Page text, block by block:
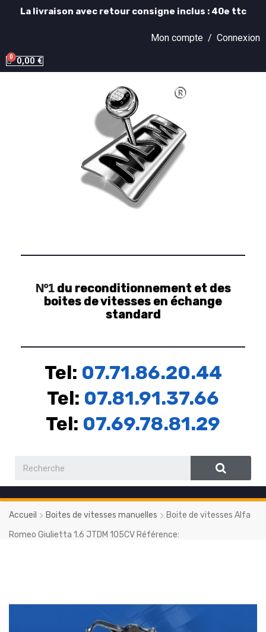
La livraison avec retour consigne inclus : 40e ttc
Mon compte / Connexion
0,00 €
Nº1du reconditionnement et des
boites de vitesses en échange
standard
Tel: 07.71.86.20.44
Tel: 07.81.91.37.66
Tel: 07.69.78.81.29
Accueil Boites de vitesses manuelles
Boite de vitesses Alfa
Romeo Giulietta 1.6 JTDM 105CV Référence: